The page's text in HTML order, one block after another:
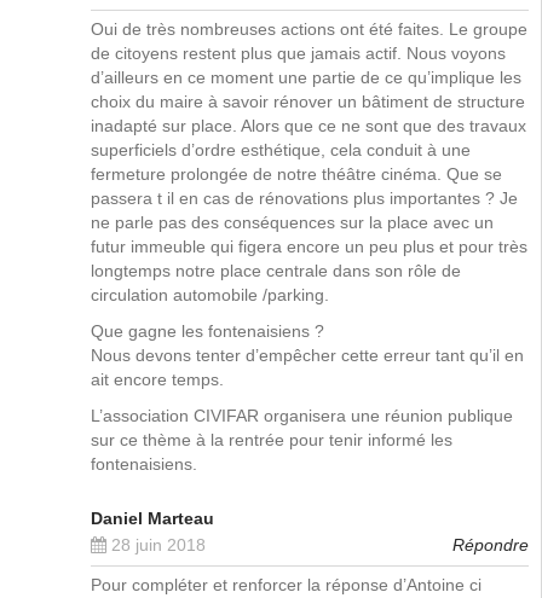
Oui de très nombreuses actions ont été faites. Le groupe
de citoyens restent plus que jamais actif. Nous voyons
d’ailleurs en ce moment une partie de ce qu’implique les
choix du maire à savoir rénover un bâtiment de structure
inadapté sur place. Alors que ce ne sont que des travaux
superficiels d’ordre esthétique, cela conduit à une
fermeture prolongée de notre théâtre cinéma. Que se
passera t il en cas de rénovations plus importantes ? Je
ne parle pas des conséquences sur la place avec un
futur immeuble qui figera encore un peu plus et pour très
longtemps notre place centrale dans son rôle de
circulation automobile /parking.
Que gagne les fontenaisiens ?
Nous devons tenter d’empêcher cette erreur tant qu’il en
ait encore temps.
L’association CIVIFAR organisera une réunion publique
sur ce thème à la rentrée pour tenir informé les
fontenaisiens.
Daniel Marteau
28 juin 2018
Répondre
Pour compléter et renforcer la réponse d’Antoine ci